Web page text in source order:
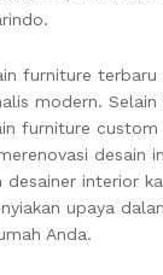
furniture
modern. Selain
furniture
desain
interior
upaya
Anda.